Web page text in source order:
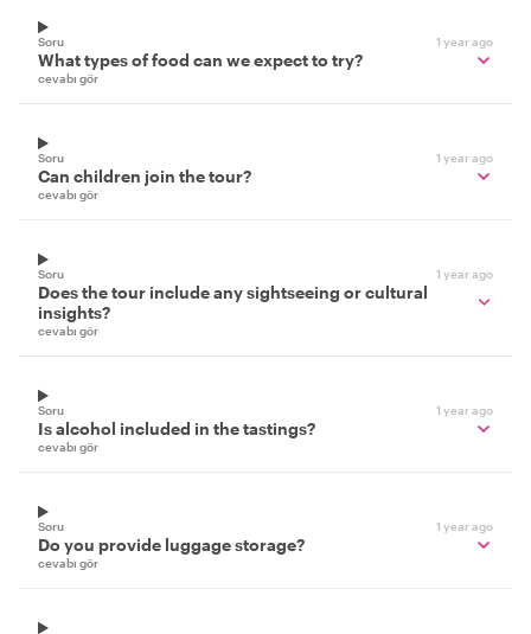
Soru 1 year ago
What types of food can we expect to try?
cevabı gör
Soru 1 year ago
Can children join the tour?
cevabı gör
Soru 1 year ago
Does the tour include any sightseeing or cultural
insights?
cevabı gör
Soru 1 year ago
Is alcohol included in the tastings?
cevabı gör
Soru 1 year ago
Do you provide luggage storage?
cevabı gör